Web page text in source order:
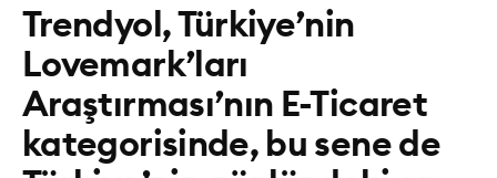
Trendyol, Türkiye’nin
Lovemark’ları
Araştırması’nın E-Ticaret
kategorisinde, bu sene de